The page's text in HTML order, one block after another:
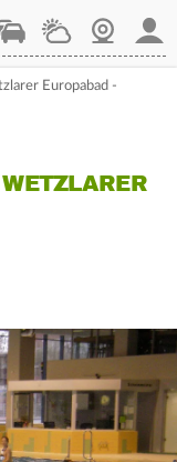
WetterWebcam
Europabad -